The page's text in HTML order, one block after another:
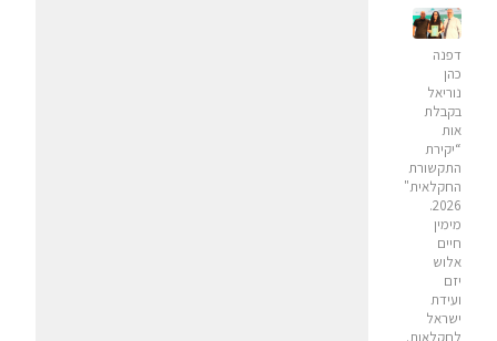
דפנה
כהן
נוריאל
בקבלת
אות
“יקירת
התקשורת
החקלאית"
2026.
מימין
חיים
אלוש
יזם
ועידת
ישראל
לחקלאות.